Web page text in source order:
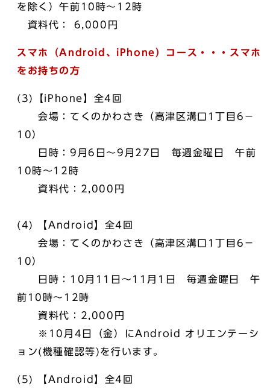
を除く）午前10時～12時
資料代： 6,000円
スマホ（Android、iPhone）コース・・・スマホ
をお持ちの方
(3)【iPhone】全4回
会場：てくのかわさき（高津区溝口1丁目6－
10）
日時：9月6日～9月27日 毎週金曜日 午前
10時～12時
資料代：2,000円
(4) 【Android】全4回
会場：てくのかわさき（高津区溝口1丁目6－
10）
日時：10月11日～11月1日 毎週金曜日 午
前10時～12時
資料代：2,000円
※10月4日（金）にAndroid オリエンテーシ
ョン(機種確認等)を行います。
(5) 【Android】全4回